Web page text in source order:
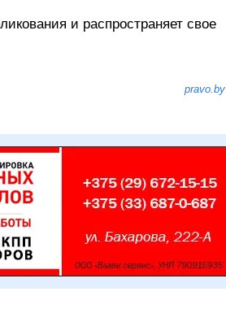
и распространяет свое
pravo.by